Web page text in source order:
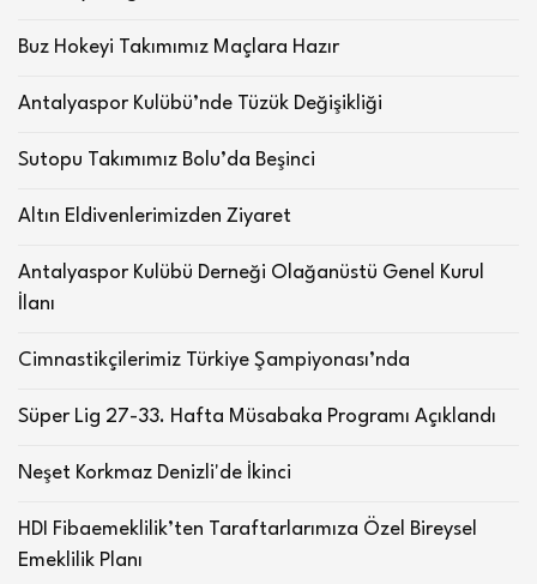
Buz Hokeyi Takımımız Maçlara Hazır
Antalyaspor Kulübü’nde Tüzük Değişikliği
Sutopu Takımımız Bolu’da Beşinci
Altın Eldivenlerimizden Ziyaret
Antalyaspor Kulübü Derneği Olağanüstü Genel Kurul
İlanı
Cimnastikçilerimiz Türkiye Şampiyonası’nda
Süper Lig 27-33. Hafta Müsabaka Programı Açıklandı
Neşet Korkmaz Denizli'de İkinci
HDI Fibaemeklilik’ten Taraftarlarımıza Özel Bireysel
Emeklilik Planı